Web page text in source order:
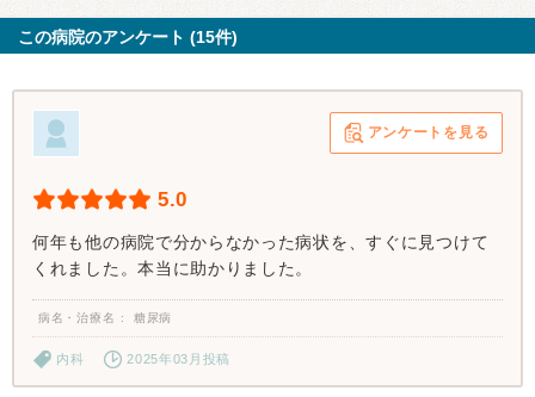
この病院のアンケート (15件)
アンケートを見る
5.0
何年も他の病院で分からなかった病状を、すぐに見つけて
くれました。本当に助かりました。
病名・治療名 糖尿病
内科 2025年03月投稿